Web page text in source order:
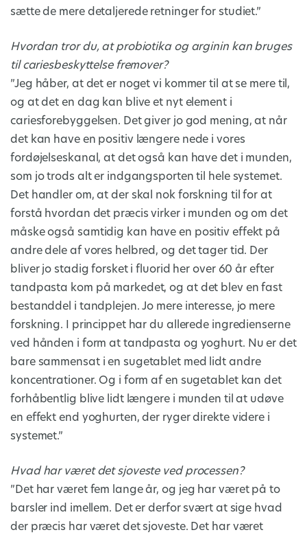
sætte de mere detaljerede retninger for studiet.”
Hvordan tror du, at probiotika og arginin kan bruges
til cariesbeskyttelse fremover?
”Jeg håber, at det er noget vi kommer til at se mere til,
og at det en dag kan blive et nyt element i
cariesforebyggelsen. Det giver jo god mening, at når
det kan have en positiv længere nede i vores
fordøjelseskanal, at det også kan have det i munden,
som jo trods alt er indgangsporten til hele systemet.
Det handler om, at der skal nok forskning til for at
forstå hvordan det præcis virker i munden og om det
måske også samtidig kan have en positiv effekt på
andre dele af vores helbred, og det tager tid. Der
bliver jo stadig forsket i fluorid her over 60 år efter
tandpasta kom på markedet, og at det blev en fast
bestanddel i tandplejen. Jo mere interesse, jo mere
forskning. I princippet har du allerede ingredienserne
ved hånden i form at tandpasta og yoghurt. Nu er det
bare sammensat i en sugetablet med lidt andre
koncentrationer. Og i form af en sugetablet kan det
forhåbentlig blive lidt længere i munden til at udøve
en effekt end yoghurten, der ryger direkte videre i
systemet.”
Hvad har været det sjoveste ved processen?
”Det har været fem lange år, og jeg har været på to
barsler ind imellem. Det er derfor svært at sige hvad
der præcis har været det sjoveste. Det har været